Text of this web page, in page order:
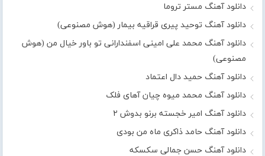
دانلود آهنگ مستر تروما
دانلود آهنگ توحید پیری قراقیه بیمار (هوش مصنوعی)
دانلود آهنگ محمد علی امینی اسفندارانی تو باور خیال من (هوش
مصنوعی)
دانلود آهنگ حمید دال اعتماد
دانلود آهنگ محمد میوه چیان آهای فلک
دانلود آهنگ امیر خجسته برنو بدوش ۲
دانلود آهنگ حامد ذاکری ماه من بودی
دانلود آهنگ حسن جمالی سکسکه